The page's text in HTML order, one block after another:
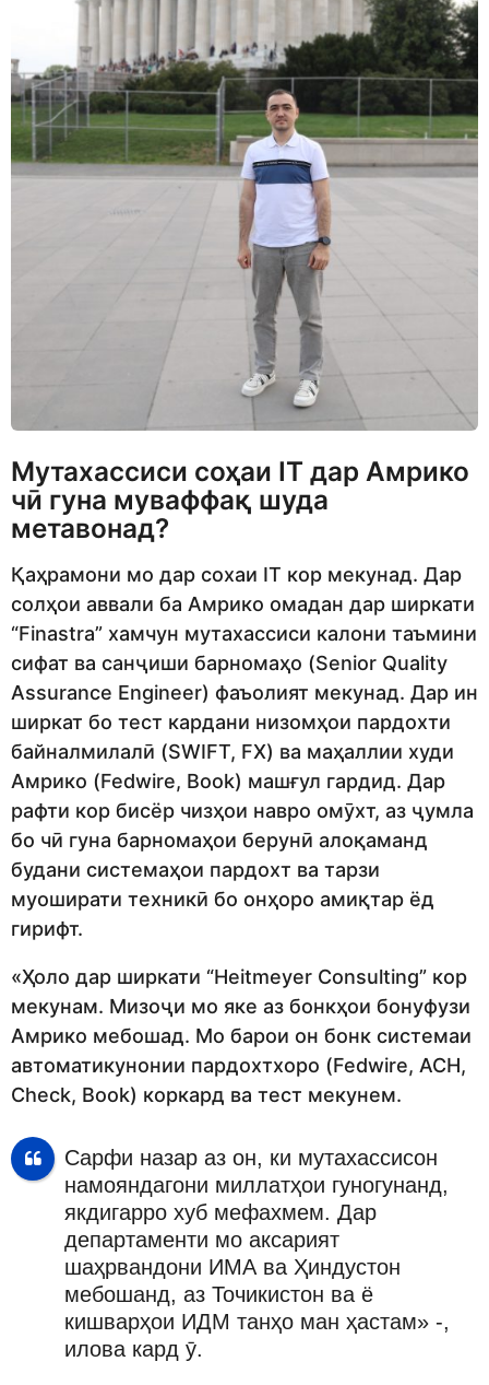
Мутахассиси соҳаи IT дар Амрико
чӣ гуна муваффақ шуда
метавонад?
Қаҳрамони мо дар сохаи IT кор мекунад. Дар
солҳои аввали ба Амрико омадан дар ширкати
“Finastra” хамчун мутахассиси калони таъмини
сифат ва санҷиши барномаҳо (Senior Quality
Assurance Engineer) фаъолият мекунад. Дар ин
ширкат бо тест кардани низомҳои пардохти
байналмилалӣ (SWIFT, FX) ва маҳаллии худи
Амрико (Fedwire, Book) машғул гардид. Дар
рафти кор бисёр чизҳои навро омӯхт, аз ҷумла
бо чӣ гуна барномаҳои берунӣ алоқаманд
будани системаҳои пардохт ва тарзи
муоширати техникӣ бо онҳоро амиқтар ёд
гирифт.
«Ҳоло дар ширкати “Heitmeyer Consulting” кор
мекунам. Мизоҷи мо яке аз бонкҳои бонуфузи
Амрико мебошад. Мо барои он бонк системаи
автоматикунонии пардохтхоро (Fedwire, ACH,
Check, Book) коркард ва тест мекунем.
Сарфи назар аз он, ки мутахассисон
намояндагони миллатҳои гуногунанд,
якдигарро хуб мефахмем. Дар
департаменти мо аксарият
шаҳрвандони ИМА ва Ҳиндустон
мебошанд, аз Точикистон ва ё
кишварҳои ИДМ танҳо ман ҳастам» -,
илова кард ӯ.